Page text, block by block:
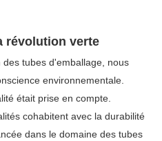
révolution verte
tubes d'emballage, nous
environnementale.
était prise en compte.
cohabitent avec la durabilité
dans le domaine des tubes